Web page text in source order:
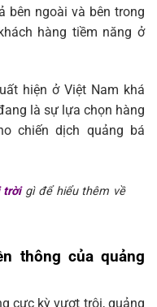
bên ngoài và bên trong
hàng tiềm năng ở
hiện ở Việt Nam khá
là sự lựa chọn hàng
chiến dịch quảng bá
trờigì để hiểu thêm về
thông của quảng
cực kỳ vượt trội, quảng